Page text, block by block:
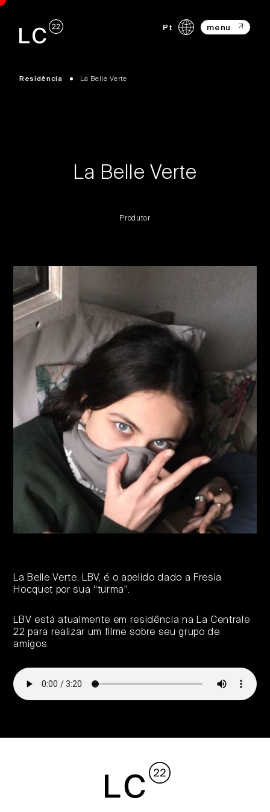
Pt menu
Residência La Belle Verte
La Belle Verte
Produtor
La Belle Verte, LBV, é o apelido dado a Fresia
Hocquet por sua “turma”.
LBV está atualmente em residência na La Centrale
22 para realizar um filme sobre seu grupo de
amigos.